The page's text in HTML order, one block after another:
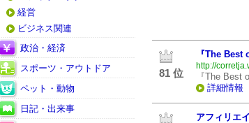
経営
ビジネス関連
政治・経済
スポーツ・アウトドア
ペット・動物
日記・出来事
81 位
『The Best
http://
『The Best
詳細情報
アフィリエ